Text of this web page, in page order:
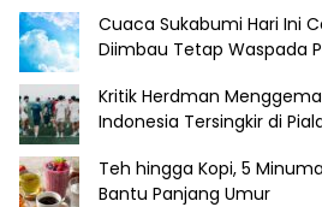
Cuaca Sukabumi Hari Ini
Diimbau Tetap Waspada
Kritik Herdman
Indonesia Tersingkir di
Teh hingga Kopi, 5
Bantu Panjang Umur